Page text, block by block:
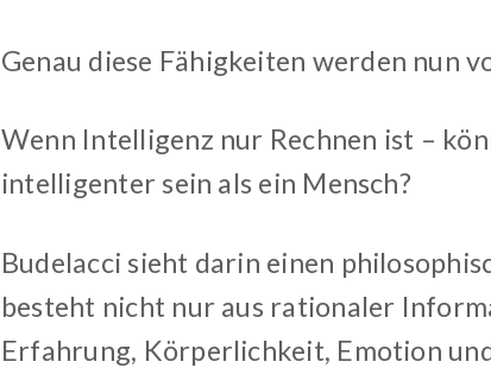
Genau diese Fähigkeiten werden nun
Wenn Intelligenz nur Rechnen ist –
intelligenter sein als ein Mensch?
Budelacci sieht darin einen
besteht nicht nur aus rationaler
Erfahrung, Körperlichkeit, Emotion